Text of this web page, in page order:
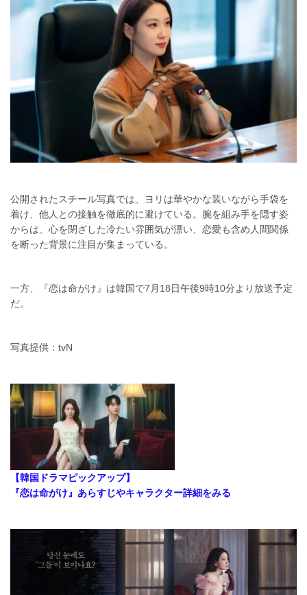
公開されたスチール写真では、ヨリは華やかな装いながら手袋を
着け、他人との接触を徹底的に避けている。腕を組み手を隠す姿
からは、心を閉ざした冷たい雰囲気が漂い、恋愛も含め人間関係
を断った背景に注目が集まっている。
一方、『恋は命がけ』は韓国で7月18日午後9時10分より放送予定
だ。
写真提供：tvN
【韓国ドラマピックアップ】
『恋は命がけ』あらすじやキャラクター詳細をみる